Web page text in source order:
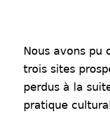
Nous avons pu
trois sites
perdus à la
pratique